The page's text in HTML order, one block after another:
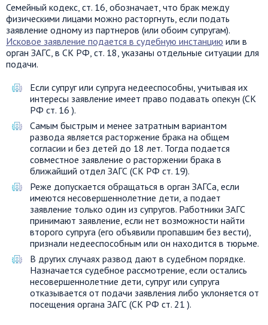
Семейный кодекс, ст. 16, обозначает, что брак между
физическими лицами можно расторгнуть, если подать
заявление одному из партнеров (или обоим супругам).
Исковое заявление подается в судебную инстанцию или в
орган ЗАГС, в СК РФ, ст. 18, указаны отдельные ситуации для
подачи.
Если супруг или супруга недееспособны, учитывая их
интересы заявление имеет право подавать опекун (СК
РФ ст. 16 ).
Самым быстрым и менее затратным вариантом
развода является расторжение брака на общем
согласии и без детей до 18 лет. Тогда подается
совместное заявление о расторжении брака в
ближайший отдел ЗАГС (СК РФ ст. 19).
Реже допускается обращаться в орган ЗАГСа, если
имеются несовершеннолетние дети, а подает
заявление только один из супругов. Работники ЗАГС
принимают заявление, если нет возможности найти
второго супруга (его объявили пропавшим без вести),
признали недееспособным или он находится в тюрьме.
В других случаях развод дают в судебном порядке.
Назначается судебное рассмотрение, если остались
несовершеннолетние дети, супруг или супруга
отказывается от подачи заявления либо уклоняется от
посещения органа ЗАГС (СК РФ ст. 21 ).